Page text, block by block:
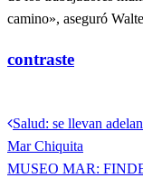
camino», aseguró
contraste
Navegación
de
Entrada
anterior
Salud: se llevan
Mar Chiquita
Entrada
MUSEO MAR: